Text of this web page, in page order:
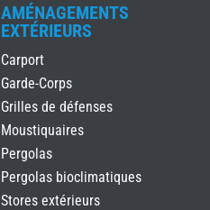
AMÉNAGEMENTS
EXTÉRIEURS
Carport
Garde-Corps
Grilles de défenses
Moustiquaires
Pergolas
Pergolas bioclimatiques
Stores extérieurs